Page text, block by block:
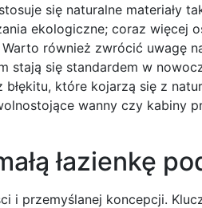
się naturalne materiały
ekologiczne; coraz więcej
również zwrócić uwagę
się standardem w
które kojarzą się z
wanny czy kabiny
łazienkę
i przemyślanej koncepcji.